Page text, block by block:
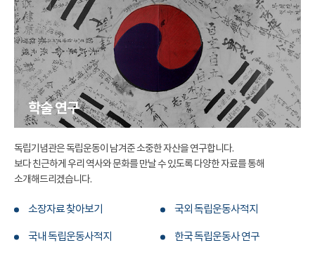
학술 연구
독립기념관은 독립운동이 남겨준 소중한 자산을 연구합니다.
보다 친근하게 우리 역사와 문화를 만날 수 있도록 다양한 자료를 통해
소개해드리겠습니다.
소장자료 찾아보기 국외 독립운동사적지
국내 독립운동사적지 한국 독립운동사 연구